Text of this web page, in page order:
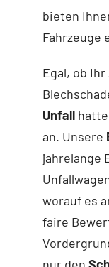
bieten
Fahrzeuge
Egal, ob Ihr
Unfallhatte
an. Unsere
jahrelange
worauf es
faire